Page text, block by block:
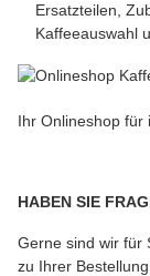
Ersatzteilen,
Kaffeeauswahl
Ihr Onlineshop für
HABEN SIE
Gerne sind wir für
zu Ihrer Bestellung